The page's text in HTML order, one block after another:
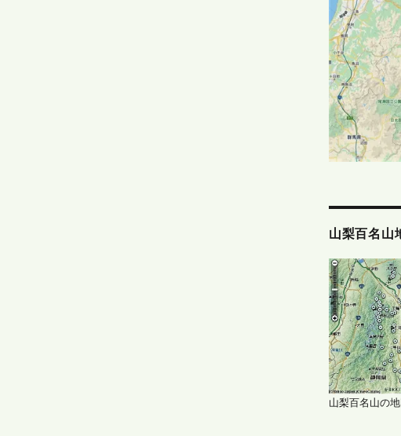
山梨百名山
山梨百名山の